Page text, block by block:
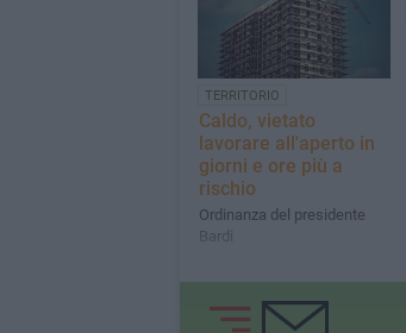
TERRITORIO
Caldo, vietato
lavorare all'aperto in
giorni e ore più a
rischio
Ordinanza del presidente
Bardi